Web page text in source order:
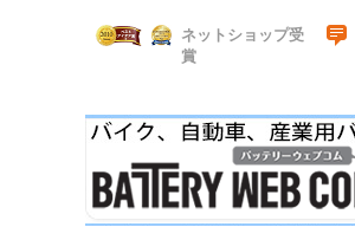
ネットショップ受
賞